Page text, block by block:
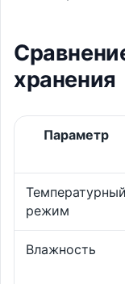
хранения
Параметр
Температурный
режим
Влажность